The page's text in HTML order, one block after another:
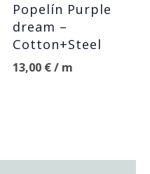
Popelín Purple
dream –
Cotton+Steel
13,00 €/ m